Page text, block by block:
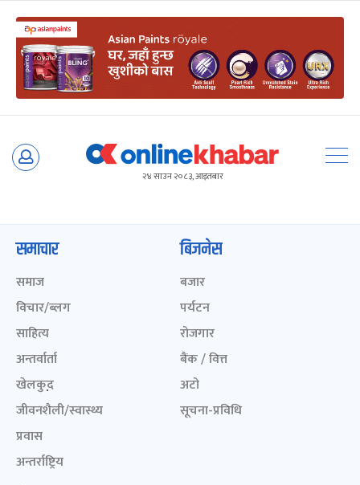
Skip
२४ साउन २०८३, आइतबार
समाचार
समाज
विचार/ब्लग
साहित्य
अन्तर्वार्ता
खेलकुद़़
जीवनशैली/स्वास्थ्य
प्रवास
अन्तर्राष्ट्रिय
बिजनेस
बजार
पर्यटन
रोजगार
बैंक / वित्त
अटो
सूचना-प्रविधि